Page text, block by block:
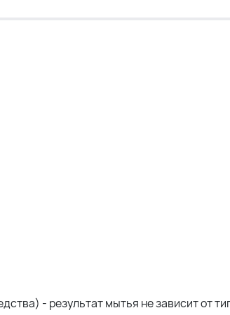
- результат мытья не зависит от